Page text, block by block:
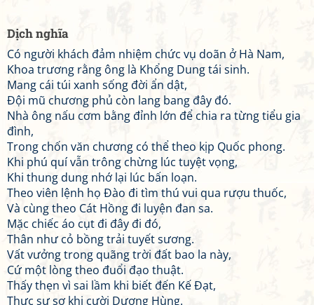
Dịch nghĩa
Có người khách đảm nhiệm chức vụ doãn ở Hà Nam,
Khoa trương rằng ông là Khổng Dung tái sinh.
Mang cái túi xanh sống đời ẩn dật,
Đội mũ chương phủ còn lang bang đây đó.
Nhà ông nấu cơm bằng đỉnh lớn để chia ra từng tiểu gia
đình,
Trong chốn văn chương có thể theo kịp Quốc phong.
Khi phú quí vẫn trông chừng lúc tuyệt vọng,
Khi thung dung nhớ lại lúc bấn loạn.
Theo viên lệnh họ Đào đi tìm thú vui qua rượu thuốc,
Và cùng theo Cát Hồng đi luyện đan sa.
Mặc chiếc áo cụt đi đây đi đó,
Thân như cỏ bồng trải tuyết sương.
Vất vưởng trong quãng trời đất bao la này,
Cứ một lòng theo đuổi đạo thuật.
Thấy thẹn vì sai lầm khi biết đến Kế Đạt,
Thực sự sợ khi cười Dương Hùng.